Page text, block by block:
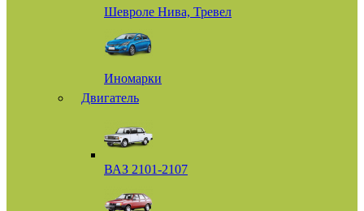
Шевроле Нива, Тревел
Иномарки
Двигатель
ВАЗ 2101-2107